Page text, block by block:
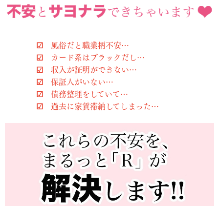
☑ 風俗だと職業柄不安…
☑ カード系はブラックだし…
☑ 収入が証明ができない…
☑ 保証人がいない…
☑ 債務整理をしていて…
☑ 過去に家賃滞納してしまった…